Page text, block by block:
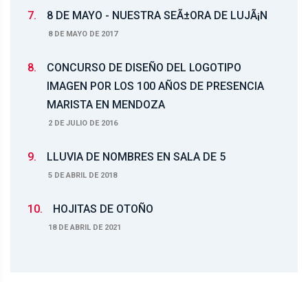
7. 8 DE MAYO - NUESTRA SEÃ±ORA DE LUJÃ¡N
8 DE MAYO DE 2017
8.
CONCURSO DE DISEÑO DEL LOGOTIPO
IMAGEN POR LOS 100 AÑOS DE PRESENCIA
MARISTA EN MENDOZA
2 DE JULIO DE 2016
9. LLUVIA DE NOMBRES EN SALA DE 5
5 DE ABRIL DE 2018
10. HOJITAS DE OTOÑO
18 DE ABRIL DE 2021